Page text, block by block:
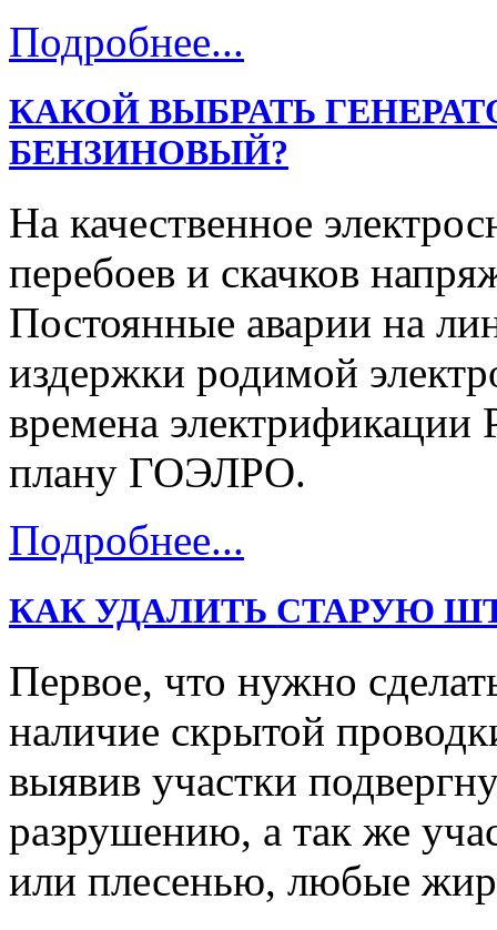
Подробнее...
КАКОЙ ВЫБРАТЬ
БЕНЗИНОВЫЙ?
На качественное
перебоев и скачков
Постоянные аварии на
издержки родимой
времена электрификации
плану ГОЭЛРО.
Подробнее...
КАК УДАЛИТЬ СТАРУЮ
Первое, что нужно
наличие скрытой
выявив участки
разрушению, а так же
или плесенью, любые